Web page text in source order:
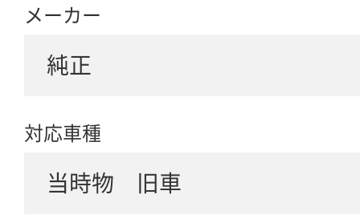
メーカー
純正
対応車種
当時物 旧車